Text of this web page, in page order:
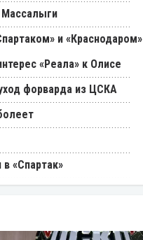
и «Краснодаром»
«Реала» к Олисе
форварда из ЦСКА
«Спартак»